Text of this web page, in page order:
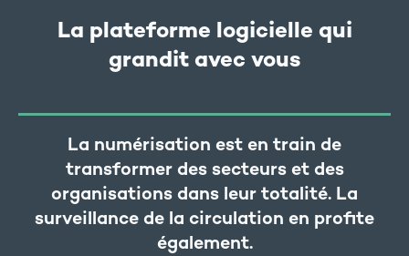
La plateforme logicielle qui
grandit avec vous
La numérisation est en train de
transformer des secteurs et des
organisations dans leur totalité. La
surveillance de la circulation en profite
également.